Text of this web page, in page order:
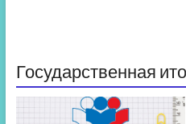
Государственная